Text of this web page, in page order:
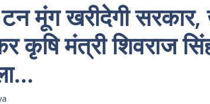
मूंग खरीदेगी सरकार,
कृषि मंत्री शिवराज